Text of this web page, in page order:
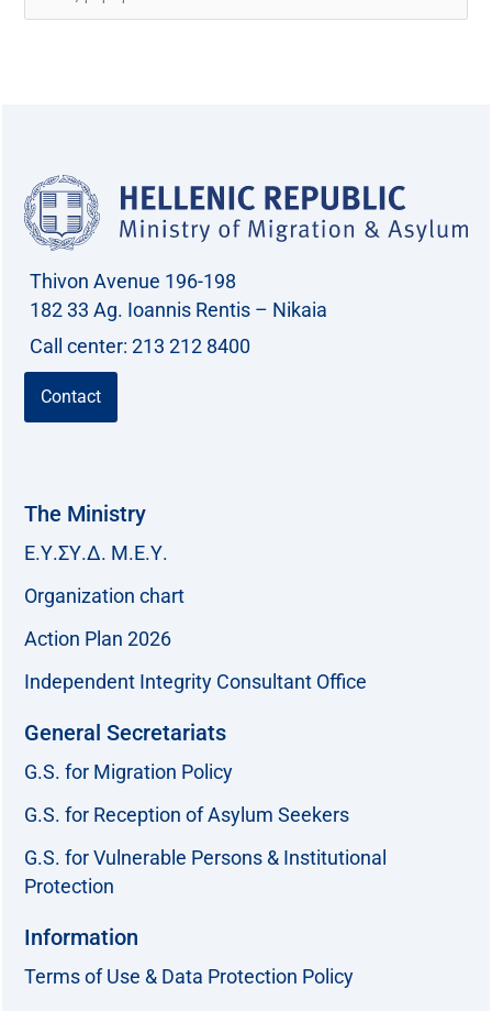
e
o
Thivon Avenue 196-198
182 33 Ag. Ioannis Rentis – Nikaia
Call center: 213 212 8400
Contact
The Ministry
Ε.Υ.ΣΥ.Δ. Μ.Ε.Υ.
Organization chart
Action Plan 2026
Independent Integrity Consultant Office
General Secretariats
G.S. for Migration Policy
G.S. for Reception of Asylum Seekers
G.S. for Vulnerable Persons & Institutional
Protection
Information
Terms of Use & Data Protection Policy